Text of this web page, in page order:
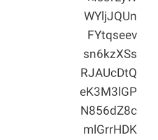
WYljJQUn
FYtqseev
sn6kzXSs
RJAUcDtQ
eK3M3lGP
N856dZ8c
mlGrrHDK